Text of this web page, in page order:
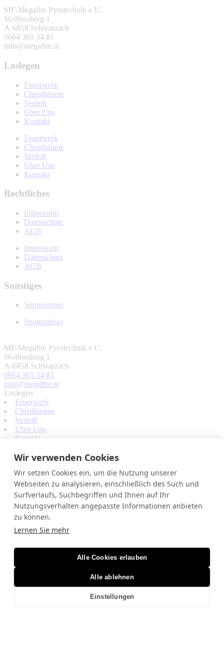
MF-Megafire Pyrotechnik e.U.
Wolfensberg 1
A-6858 Schwarzach
0664 365 34 81
info@megafire.at
Loslegen
Feuerwerk
Christbäume
Verleih
Über Uns
Kontakt
Feuerwerk
Christbäume
Verleih
Über Uns
Kontakt
Rechtliches
Impressum
Datenschutz
AGB
Impressum
Datenschutz
AGB
Sonstiges
Sponsorings
Sponsorings
MF-Megafire Pyrotechnik e.U.
Wolfensberg 1
A-6858 Schwarzach
0664 365 34 81
info@megafire.at
Loslegen
Feuerwerk
Christbäume
Verleih
Über Uns
Kontakt
Impressum
AGB
Sonstiges
Sponsorings
Website by Lufy
Feuerwerk
Verleih
Feuerwerk
Wir verwenden Cookies
Wir setzen Cookies ein, um die Nutzung unserer
Webseiten zu analysieren, einschließlich des Such und
Surfverlaufs, Suchbegriffen und Ihnen auf Ihr
Nutzungsverhalten angepasste Informationen anbieten
zu können.
Lernen Sie mehr
Alle Cookies erlauben
Alle ablehnen
Einstellungen